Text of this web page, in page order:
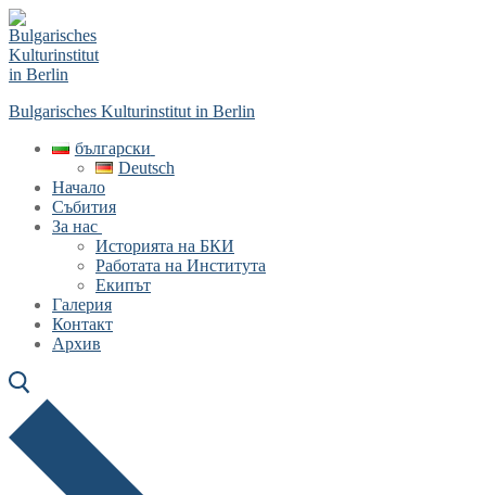
Skip
to
content
Menu
Close
Bulgarisches Kulturinstitut in Berlin
български
Deutsch
Начало
Събития
За нас
Историята на БКИ
Работата на Института
Екипът
Галерия
Контакт
Архив